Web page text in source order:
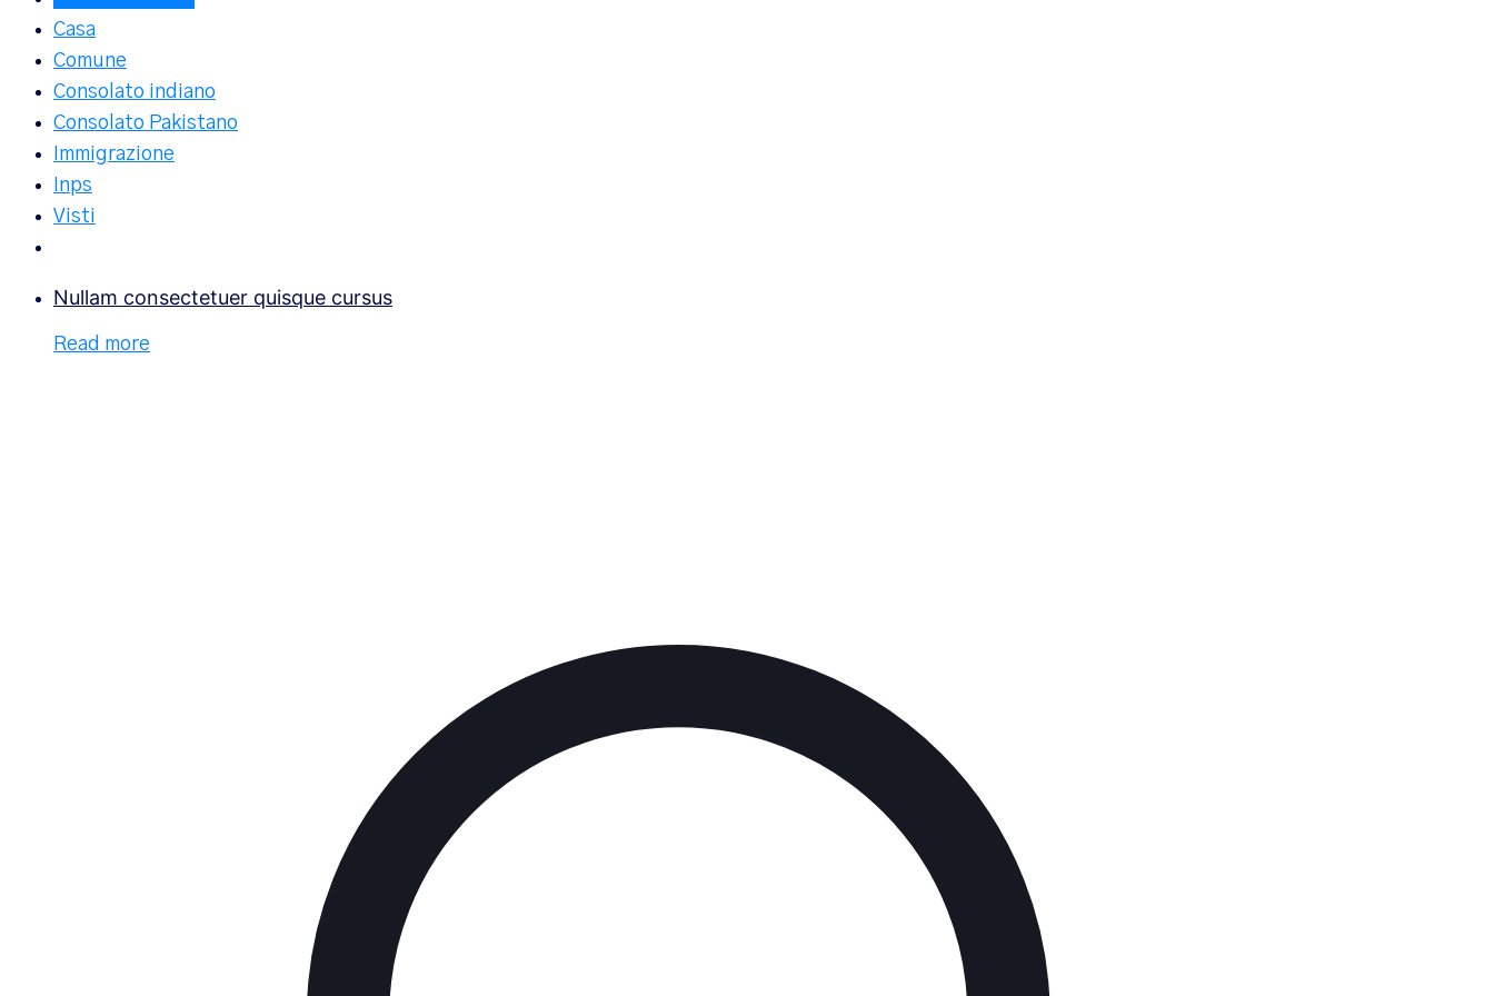
Casa
Comune
Consolato indiano
Consolato Pakistano
Immigrazione
Inps
Visti
Nullam consectetuer quisque cursus
Read more